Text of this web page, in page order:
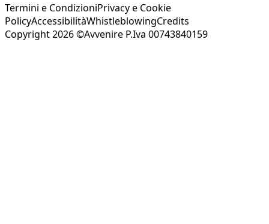
Termini e CondizioniPrivacy e Cookie
PolicyAccessibilitàWhistleblowingCredits
Copyright 2026 ©Avvenire P.Iva 00743840159